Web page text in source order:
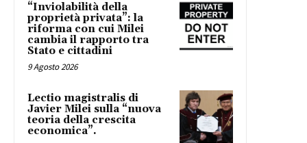
“Inviolabilità della
proprietà privata”: la
riforma con cui Milei
cambia il rapporto tra
Stato e cittadini
9 Agosto 2026
Lectio magistralis di
Javier Milei sulla “nuova
teoria della crescita
economica”.